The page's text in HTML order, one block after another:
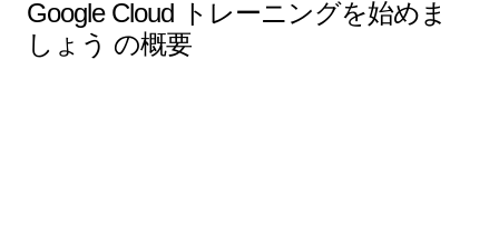
Google Cloud トレーニングを始めま
しょう の概要